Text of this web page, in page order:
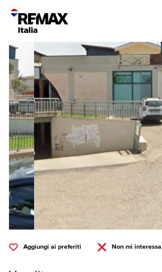
Aggiungi ai preferiti Non mi interessa